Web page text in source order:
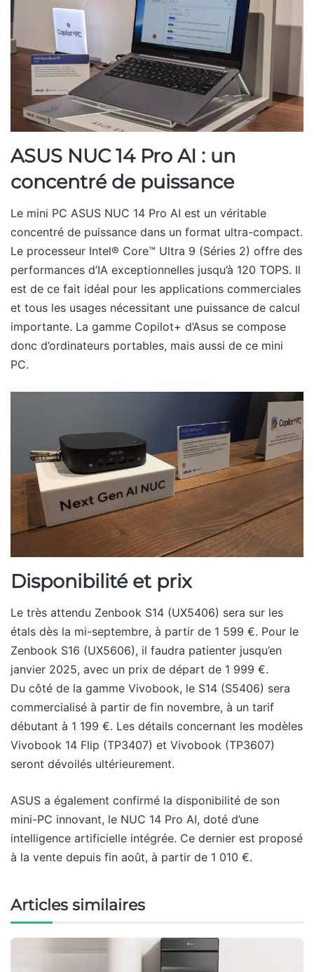
ASUS NUC 14 Pro AI : un
concentré de puissance
Le mini PC ASUS NUC 14 Pro AI est un véritable
concentré de puissance dans un format ultra-compact.
Le processeur Intel® Core™ Ultra 9 (Séries 2) offre des
performances d’IA exceptionnelles jusqu’à 120 TOPS. Il
est de ce fait idéal pour les applications commerciales
et tous les usages nécessitant une puissance de calcul
importante. La gamme Copilot+ d’Asus se compose
donc d’ordinateurs portables, mais aussi de ce mini
PC.
Disponibilité et prix
Le très attendu Zenbook S14 (UX5406) sera sur les
étals dès la mi-septembre, à partir de 1 599 €. Pour le
Zenbook S16 (UX5606), il faudra patienter jusqu’en
janvier 2025, avec un prix de départ de 1 999 €.
Du côté de la gamme Vivobook, le S14 (S5406) sera
commercialisé à partir de fin novembre, à un tarif
débutant à 1 199 €. Les détails concernant les modèles
Vivobook 14 Flip (TP3407) et Vivobook (TP3607)
seront dévoilés ultérieurement.
ASUS a également confirmé la disponibilité de son
mini-PC innovant, le NUC 14 Pro AI, doté d’une
intelligence artificielle intégrée. Ce dernier est proposé
à la vente depuis fin août, à partir de 1 010 €.
Articles similaires